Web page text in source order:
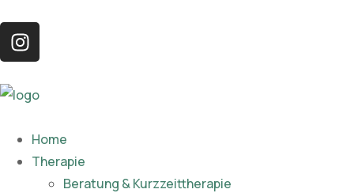
Home
Therapie
Beratung & Kurzzeittherapie